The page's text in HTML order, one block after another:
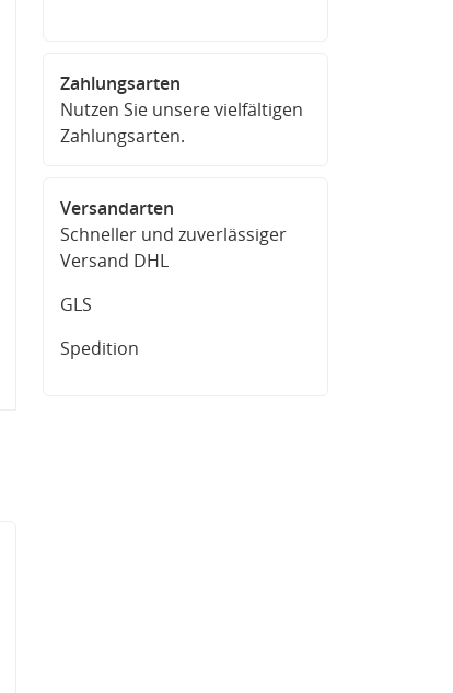
Zahlungsarten
Nutzen Sie unsere vielfältigen
Zahlungsarten.
Versandarten
Schneller und zuverlässiger
Versand DHL
GLS
Spedition